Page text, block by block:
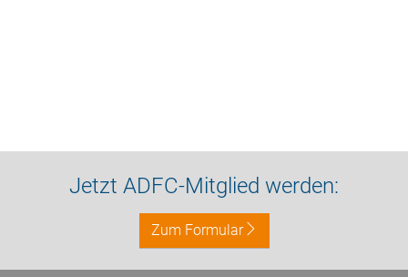
Jetzt ADFC-Mitglied werden:
Zum Formular